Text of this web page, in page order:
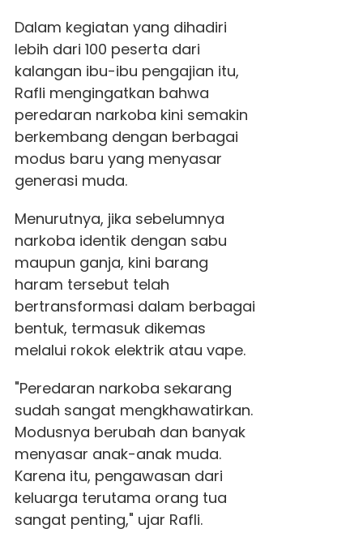
Dalam kegiatan yang dihadiri
lebih dari 100 peserta dari
kalangan ibu-ibu pengajian itu,
Rafli mengingatkan bahwa
peredaran narkoba kini semakin
berkembang dengan berbagai
modus baru yang menyasar
generasi muda.
Menurutnya, jika sebelumnya
narkoba identik dengan sabu
maupun ganja, kini barang
haram tersebut telah
bertransformasi dalam berbagai
bentuk, termasuk dikemas
melalui rokok elektrik atau vape.
"Peredaran narkoba sekarang
sudah sangat mengkhawatirkan.
Modusnya berubah dan banyak
menyasar anak-anak muda.
Karena itu, pengawasan dari
keluarga terutama orang tua
sangat penting," ujar Rafli.